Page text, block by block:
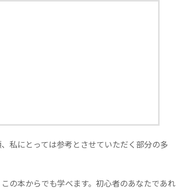
私にとっては参考とさせていただく部分の多
の本からでも学べます。初心者のあなたであれ